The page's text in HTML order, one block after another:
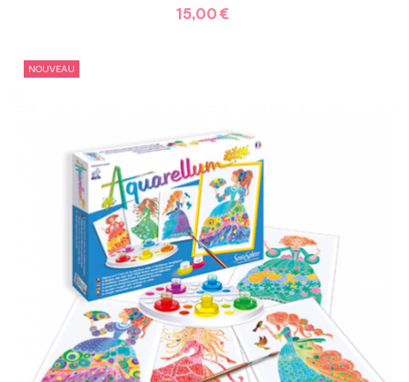
15,00 €
NOUVEAU